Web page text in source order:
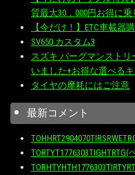
質最大30，000円お得に
【今だけ！】ETC車載器
SV650 カスタム3
スズキ バーグマンストリ
いました+お得な選べる
タイヤの摩耗にはご注意
最新コメント